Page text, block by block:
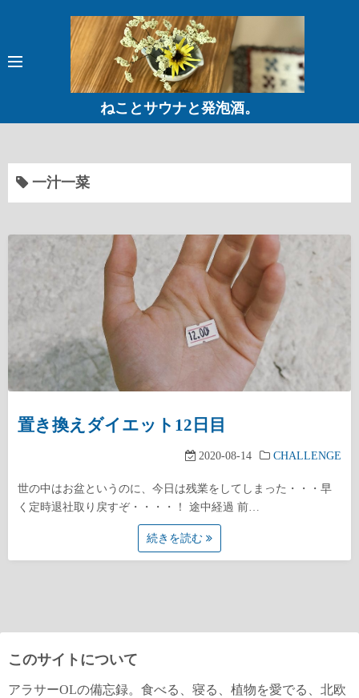
ン
ねことサウナと発泡酒。
一汁一菜
置き換えダイエット12日目
2020-08-14 CHALLENGE
世の中はお盆というのに、今日は残業をしてしまった・・・早
く定時退社取り戻すぞ・・・・！ 途中経過 前…
続きを読む
このサイトについて
アラサーOLの備忘録。食べる、寝る、植物を愛でる、北欧